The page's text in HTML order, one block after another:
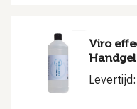
Viro
Levertijd: